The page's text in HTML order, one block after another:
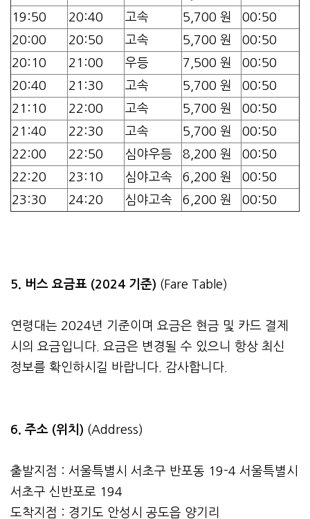
19:50
20:40 고속 5,700 원
00:50
20:00
20:50 고속 5,700 원
00:50
20:10
21:00 우등 7,500 원
00:50
20:40
21:30 고속 5,700 원
00:50
21:10
22:00 고속 5,700 원
00:50
21:40
22:30 고속 5,700 원
00:50
22:00
22:50 심야우등 8,200 원
00:50
22:20
23:10 심야고속 6,200 원
00:50
23:30
24:20 심야고속 6,200 원 00:50
5. 버스 요금표 (2024 기준) (Fare Table)
연령대는 2024년 기준이며 요금은 현금 및 카드 결제
시의 요금입니다. 요금은 변경될 수 있으니 항상 최신
정보를 확인하시길 바랍니다. 감사합니다.
6. 주소 (위치) (Address)
출발지점 : 서울특별시 서초구 반포동 19-4 서울특별시
서초구 신반포로 194
도착지점 : 경기도 안성시 공도읍 양기리